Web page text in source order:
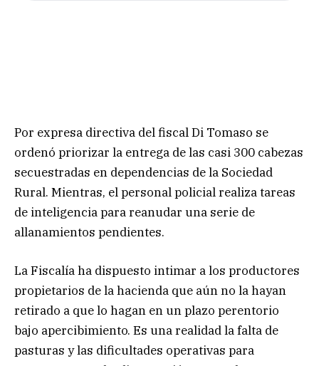
Por expresa directiva del fiscal Di Tomaso se
ordenó priorizar la entrega de las casi 300 cabezas
secuestradas en dependencias de la Sociedad
Rural. Mientras, el personal policial realiza tareas
de inteligencia para reanudar una serie de
allanamientos pendientes.
La Fiscalía ha dispuesto intimar a los productores
propietarios de la hacienda que aún no la hayan
retirado a que lo hagan en un plazo perentorio
bajo apercibimiento. Es una realidad la falta de
pasturas y las dificultades operativas para